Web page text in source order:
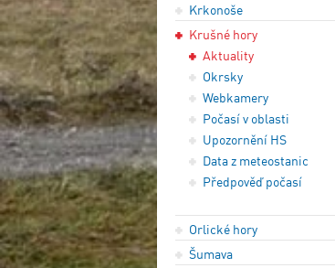
Krkonoše
Krušné hory
Aktuality
Okrsky
Webkamery
Počasí v oblasti
Upozornění HS
Data z meteostanic
Předpověď počasí
Orlické hory
Šumava